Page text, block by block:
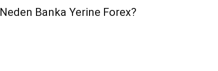
Neden Banka Yerine Forex?